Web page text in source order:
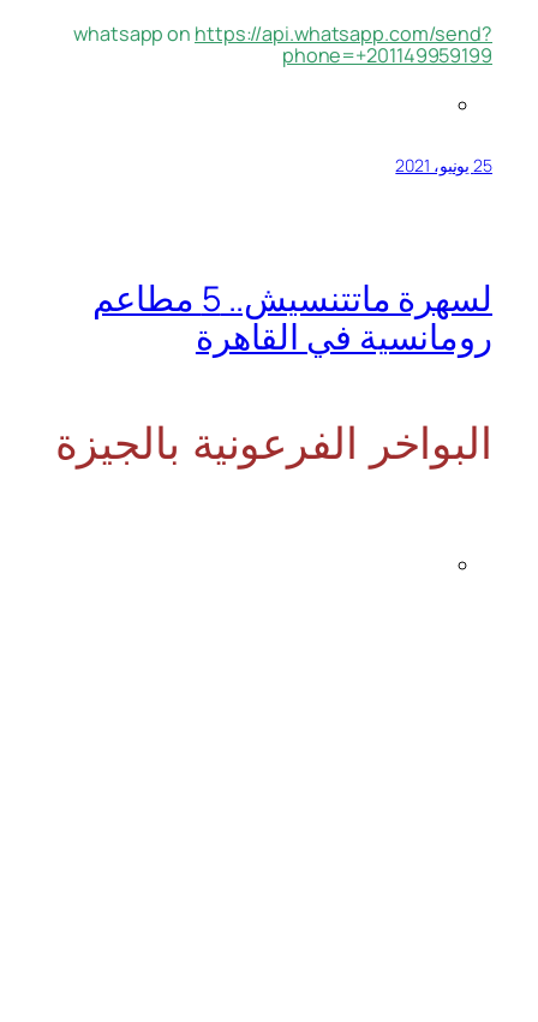
whatsapp on https://api.whatsapp.com/send?
phone=+201149959199
25 يونيو، 2021
لسهرة ماتتنسيش.. 5 مطاعم
رومانسية في القاهرة
البواخر الفرعونية بالجيزة